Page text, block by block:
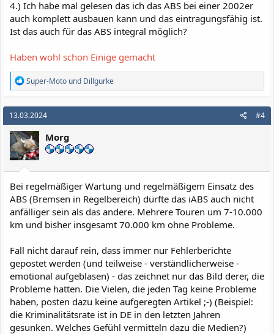
4.) Ich habe mal gelesen das ich das ABS bei einer 2002er
auch komplett ausbauen kann und das eintragungsfähig ist.
Ist das auch für das ABS integral möglich?
Haben wohl schon Einige gemacht
R
e
a
k
t
i
o
n
e
n
Super-Moto und Dillgurke
13.03.2024 #4
Morg
Bei regelmäßiger Wartung und regelmäßigem Einsatz des
ABS (Bremsen in Regelbereich) dürfte das iABS auch nicht
anfälliger sein als das andere. Mehrere Touren um 7-10.000
km und bisher insgesamt 70.000 km ohne Probleme.
Fall nicht darauf rein, dass immer nur Fehlerberichte
gepostet werden (und teilweise - verständlicherweise -
emotional aufgeblasen) - das zeichnet nur das Bild derer, die
Probleme hatten. Die Vielen, die jeden Tag keine Probleme
haben, posten dazu keine aufgeregten Artikel ;-) (Beispiel:
die Kriminalitätsrate ist in DE in den letzten Jahren
gesunken. Welches Gefühl vermitteln dazu die Medien?)